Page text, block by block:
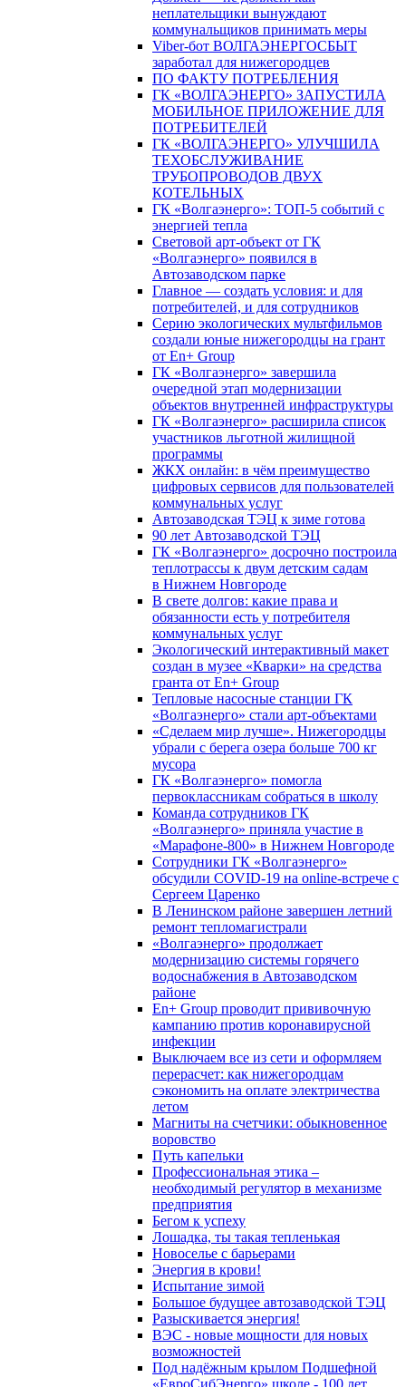
неплательщики вынуждают
коммунальщиков принимать меры
Viber-бот ВОЛГАЭНЕРГОСБЫТ
заработал для нижегородцев
ПО ФАКТУ ПОТРЕБЛЕНИЯ
ГК «ВОЛГАЭНЕРГО» ЗАПУСТИЛА
МОБИЛЬНОЕ ПРИЛОЖЕНИЕ ДЛЯ
ПОТРЕБИТЕЛЕЙ
ГК «ВОЛГАЭНЕРГО» УЛУЧШИЛА
ТЕХОБСЛУЖИВАНИЕ
ТРУБОПРОВОДОВ ДВУХ
КОТЕЛЬНЫХ
ГК «Волгаэнерго»: ТОП-5 событий с
энергией тепла
Световой арт-объект от ГК
«Волгаэнерго» появился в
Автозаводском парке
Главное — создать условия: и для
потребителей, и для сотрудников
Серию экологических мультфильмов
создали юные нижегородцы на грант
от En+ Group
ГК «Волгаэнерго» завершила
очередной этап модернизации
объектов внутренней инфраструктуры
ГК «Волгаэнерго» расширила список
участников льготной жилищной
программы
ЖКХ онлайн: в чём преимущество
цифровых сервисов для пользователей
коммунальных услуг
Автозаводская ТЭЦ к зиме готова
90 лет Автозаводской ТЭЦ
ГК «Волгаэнерго» досрочно построила
теплотрассы к двум детским садам
в Нижнем Новгороде
В свете долгов: какие права и
обязанности есть у потребителя
коммунальных услуг
Экологический интерактивный макет
создан в музее «Кварки» на средства
гранта от En+ Group
Тепловые насосные станции ГК
«Волгаэнерго» стали арт-объектами
«Сделаем мир лучше». Нижегородцы
убрали с берега озера больше 700 кг
мусора
ГК «Волгаэнерго» помогла
первоклассникам собраться в школу
Команда сотрудников ГК
«Волгаэнерго» приняла участие в
«Марафоне-800» в Нижнем Новгороде
Сотрудники ГК «Волгаэнерго»
обсудили COVID-19 на online-встрече с
Сергеем Царенко
В Ленинском районе завершен летний
ремонт тепломагистрали
«Волгаэнерго» продолжает
модернизацию системы горячего
водоснабжения в Автозаводском
районе
En+ Group проводит прививочную
кампанию против коронавирусной
инфекции
Выключаем все из сети и оформляем
перерасчет: как нижегородцам
сэкономить на оплате электричества
летом
Магниты на счетчики: обыкновенное
воровство
Путь капельки
Профессиональная этика –
необходимый регулятор в механизме
предприятия
Бегом к успеху
Лошадка, ты такая тепленькая
Новоселье с барьерами
Энергия в крови!
Испытание зимой
Большое будущее автозаводской ТЭЦ
Разыскивается энергия!
ВЭС - новые мощности для новых
возможностей
Под надёжным крылом Подшефной